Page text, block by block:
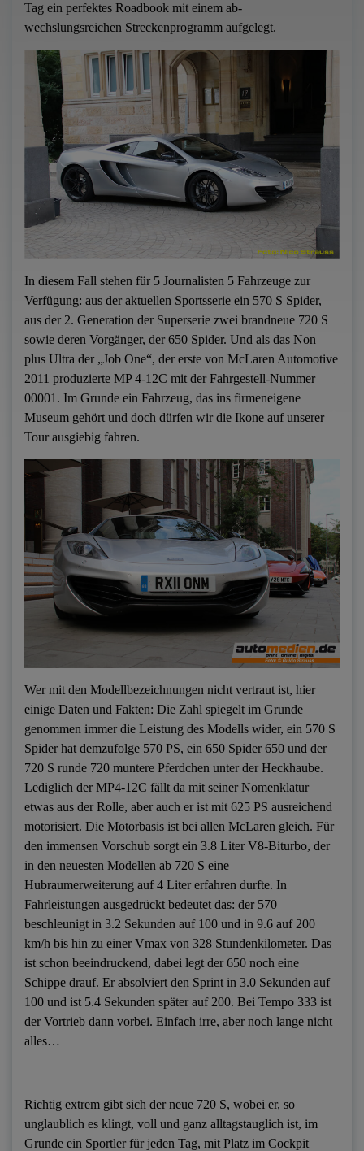
Tag ein perfektes Roadbook mit einem ab-
wechslungsreichen Streckenprogramm aufgelegt.
In diesem Fall stehen für 5 Journalisten 5 Fahrzeuge zur
Verfügung: aus der aktuellen Sportsserie ein 570 S Spider,
aus der 2. Generation der Superserie zwei brandneue 720 S
sowie deren Vorgänger, der 650 Spider. Und als das Non
plus Ultra der „Job One“, der erste von McLaren Automotive
2011 produzierte MP 4-12C mit der Fahrgestell-Nummer
00001. Im Grunde ein Fahrzeug, das ins firmeneigene
Museum gehört und doch dürfen wir die Ikone auf unserer
Tour ausgiebig fahren.
Wer mit den Modellbezeichnungen nicht vertraut ist, hier
einige Daten und Fakten: Die Zahl spiegelt im Grunde
genommen immer die Leistung des Modells wider, ein 570 S
Spider hat demzufolge 570 PS, ein 650 Spider 650 und der
720 S runde 720 muntere Pferdchen unter der Heckhaube.
Lediglich der MP4-12C fällt da mit seiner Nomenklatur
etwas aus der Rolle, aber auch er ist mit 625 PS ausreichend
motorisiert. Die Motorbasis ist bei allen McLaren gleich. Für
den immensen Vorschub sorgt ein 3.8 Liter V8-Biturbo, der
in den neuesten Modellen ab 720 S eine
Hubraumerweiterung auf 4 Liter erfahren durfte. In
Fahrleistungen ausgedrückt bedeutet das: der 570
beschleunigt in 3.2 Sekunden auf 100 und in 9.6 auf 200
km/h bis hin zu einer Vmax von 328 Stundenkilometer. Das
ist schon beeindruckend, dabei legt der 650 noch eine
Schippe drauf. Er absolviert den Sprint in 3.0 Sekunden auf
100 und ist 5.4 Sekunden später auf 200. Bei Tempo 333 ist
der Vortrieb dann vorbei. Einfach irre, aber noch lange nicht
alles…
Richtig extrem gibt sich der neue 720 S, wobei er, so
unglaublich es klingt, voll und ganz alltagstauglich ist, im
Grunde ein Sportler für jeden Tag, mit Platz im Cockpit